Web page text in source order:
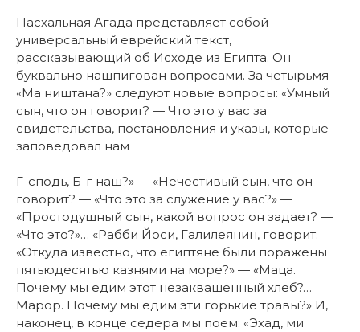
Пасхальная Агада представляет собой
универсальный еврейский текст,
рассказывающий об Исходе из Египта. Он
буквально нашпигован вопросами. За четырьмя
«Ма ништана?» следуют новые вопросы: «Умный
сын, что он говорит? — Что это у вас за
свидетельства, постановления и указы, которые
заповедовал нам
Г-сподь, Б-г наш?» — «Нечестивый сын, что он
говорит? — «Что это за служение у вас?» —
«Простодушный сын, какой вопрос он задает? —
«Что это?»… «Рабби Йоси, Галилеянин, говорит:
«Откуда известно, что египтяне были поражены
пятьюдесятью казнями на море?» — «Маца.
Почему мы едим этот незаквашенный хлеб?…
Марор. Почему мы едим эти горькие травы?» И,
наконец, в конце седера мы поем: «Эхад, ми